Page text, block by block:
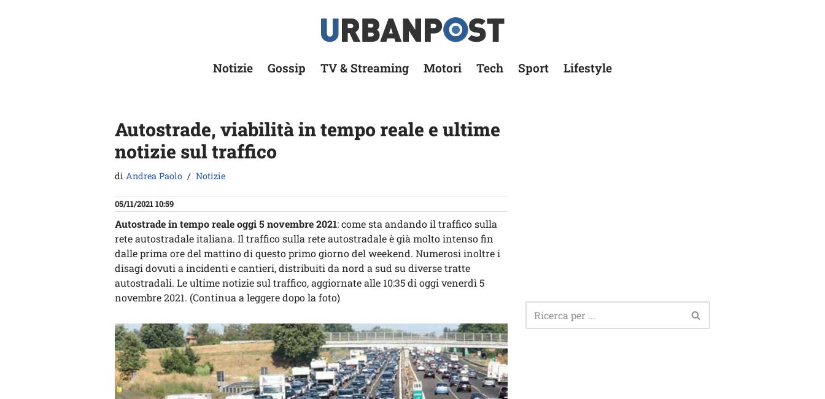
Notizie Gossip TV & Streaming Motori Tech Sport Lifestyle
Autostrade, viabilità in tempo reale e ultime
notizie sul traffico
di Andrea Paolo Notizie
05/11/2021 10:59
Autostrade in tempo reale oggi 5 novembre 2021: come sta andando il traffico sulla
rete autostradale italiana. Il traffico sulla rete autostradale è già molto intenso fin
dalle prima ore del mattino di questo primo giorno del weekend. Numerosi inoltre i
disagi dovuti a incidenti e cantieri, distribuiti da nord a sud su diverse tratte
autostradali. Le ultime notizie sul traffico, aggiornate alle 10:35 di oggi venerdì 5
novembre 2021. (Continua a leggere dopo la foto)